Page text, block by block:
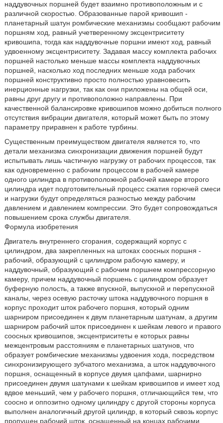
наддувочных поршней будет взаимно противоположным и с
различной скоростью. Образованные парой кривошип -
планетарный шатун ромбические механизмы сообщают рабочим
поршням ход, равный учетверенному эксцентриситету
кривошипа, тогда как наддувочные поршни имеют ход, равный
удвоенному эксцентриситету. Задавая массу комплекта рабочих
поршней настолько меньше массы комплекта наддувочных
поршней, насколько ход последних меньше хода рабочих
поршней конструктивно просто полностью уравновесить
инерционные нагрузки, так как они приложены на общей оси,
равны друг другу и противоположно направлены. При
качественной балансировке кривошипов можно добиться полного
отсутствия вибрации двигателя, который может быть по этому
параметру приравнен к работе турбины.
Существенным преимуществом двигателя является то, что
детали механизма синхронизации движения поршней будут
испытывать лишь частичную нагрузку от рабочих процессов, так
как одновременно с рабочим процессом в рабочей камере
одного цилиндра в противоположной рабочей камере второго
цилиндра идет подготовительный процесс сжатия горючей смеси
и нагрузки будут определяться разностью между рабочим
давлением и давлением компрессии. Это будет сопровождаться
повышением срока службы двигателя.
Формула изобретения
Двигатель внутреннего сгорания, содержащий корпус с
цилиндром, два закрепленных на штоках соосных поршня -
рабочий, образующий с цилиндром рабочую камеру, и
наддувочный, образующий с рабочим поршнем компрессорную
камеру, причем наддувочный поршень с цилиндром образует
буферную полость, а также впускной, выпускной и перепускной
каналы, через осевую расточку штока наддувочного поршня в
корпус проходит шток рабочего поршня, который одним
шарниром присоединен к двум планетарным шатунам, а другим
шарниром рабочий шток присоединен к шейкам левого и правого
соосных кривошипов, эксцентриситеты е которых равны
межцентровым расстояниям е планетарных шатунов, что
образует ромбические механизмы удвоения хода, посредством
синхронизирующего зубчатого механизма, а шток наддувочного
поршня, оснащенный в корпусе двумя цапфами, шарнирно
присоединен двумя шатунами к шейкам кривошипов и имеет ход
вдвое меньший, чем у рабочего поршня, отличающийся тем, что
соосно и оппозитно одному цилиндру с другой стороны корпуса
выполнен аналогичный другой цилиндр, в который сквозь корпус
пропущен рабочий шток, оснащенный на концах рабочими